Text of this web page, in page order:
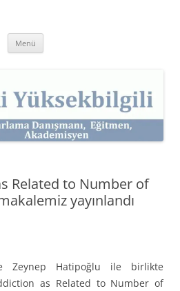
Kişisel Web Sitesi.
Menü
Related to Number of
yayınlandı
Zeynep Hatipoğlu ile birlikte
as Related to Number of